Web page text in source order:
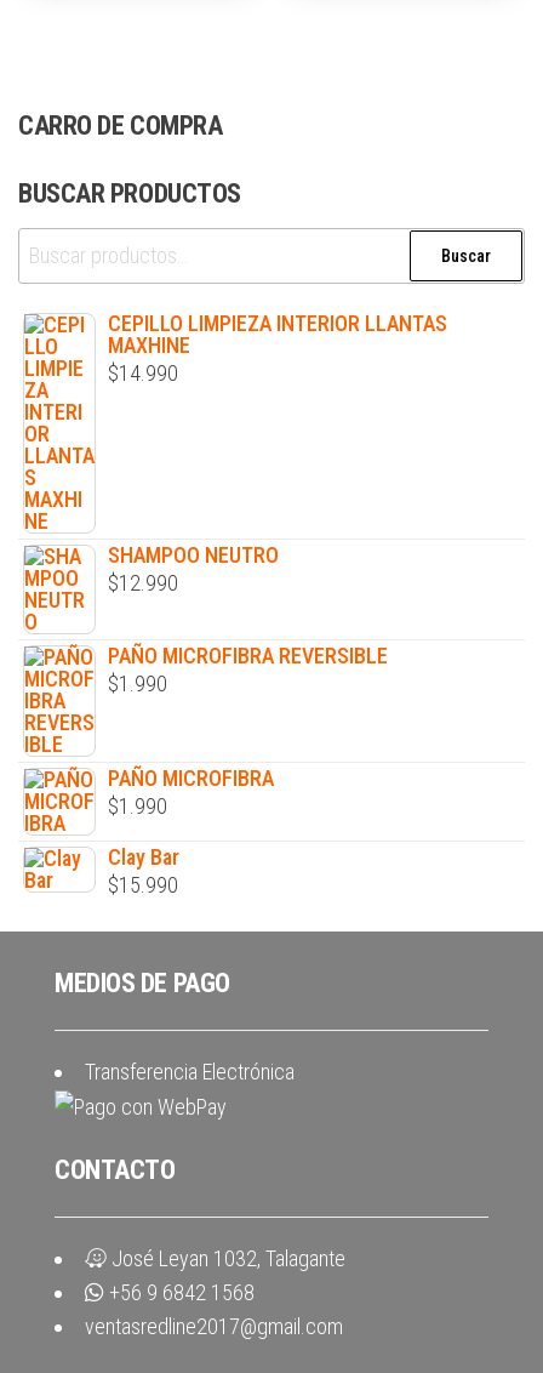
CARRO DE COMPRA
BUSCAR PRODUCTOS
Buscar
CEPILLO LIMPIEZA INTERIOR LLANTAS
MAXHINE
$14.990
SHAMPOO NEUTRO
$12.990
PAÑO MICROFIBRA REVERSIBLE
$1.990
PAÑO MICROFIBRA
$1.990
Clay Bar
$15.990
MEDIOS DE PAGO
Transferencia Electrónica
CONTACTO
José Leyan 1032, Talagante
+56 9 6842 1568
ventasredline2017@gmail.com